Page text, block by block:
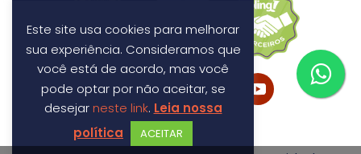
Este site usa cookies para melhorar
sua experiência. Consideramos que
você está de acordo, mas você
pode optar por não aceitar, se
desejarneste link. Leia nossa
política
ACEITAR